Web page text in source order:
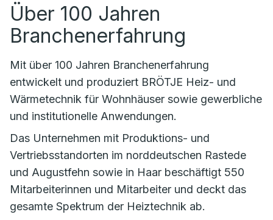
Über 100 Jahren
Branchenerfahrung
Mit über 100 Jahren Branchenerfahrung
entwickelt und produziert BRÖTJE Heiz- und
Wärmetechnik für Wohnhäuser sowie gewerbliche
und institutionelle Anwendungen.
Das Unternehmen mit Produktions- und
Vertriebsstandorten im norddeutschen Rastede
und Augustfehn sowie in Haar beschäftigt 550
Mitarbeiterinnen und Mitarbeiter und deckt das
gesamte Spektrum der Heiztechnik ab.